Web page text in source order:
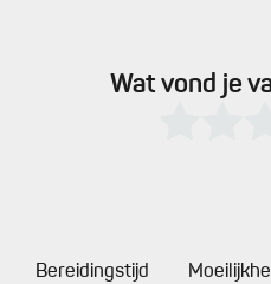
Wat vond je
Bereidingstijd